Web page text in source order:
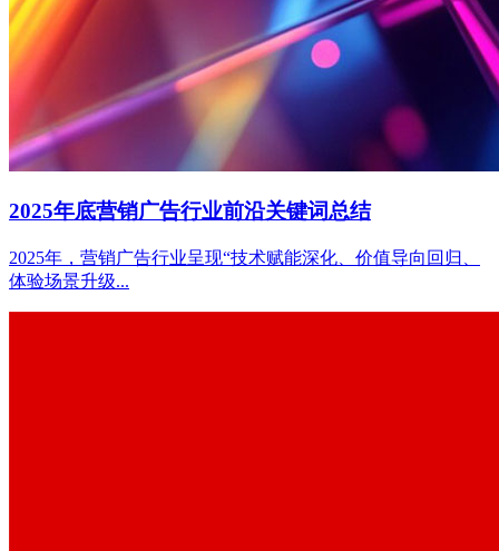
2025年底营销广告行业前沿关键词总结
2025年，营销广告行业呈现“技术赋能深化、价值导向回归、
体验场景升级...